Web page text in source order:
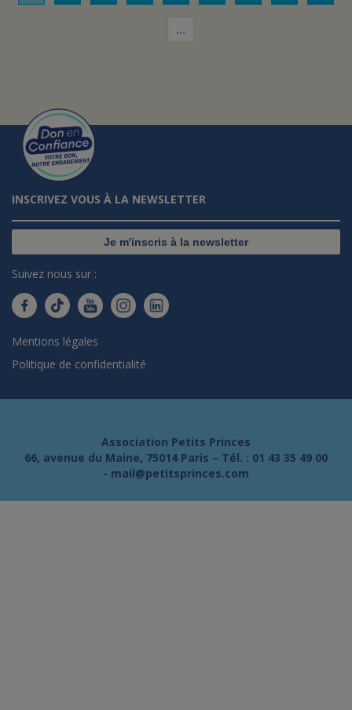
…
INSCRIVEZ VOUS À LA NEWSLETTER
Je m'inscris à la newsletter
Suivez nous sur :
Mentions légales
Politique de confidentialité
Association Petits Princes
66, avenue du Maine, 75014 Paris – Tél. : 01 43 35 49 00
- mail@petitsprinces.com